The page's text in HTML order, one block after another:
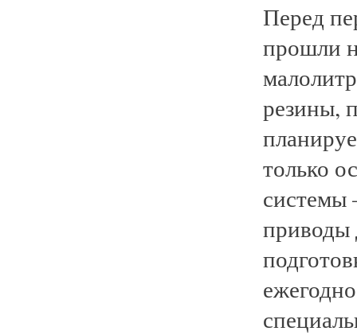
Перед
прошли
резины,
только
системы
приводы